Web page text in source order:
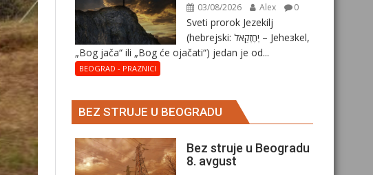
03/08/2026 Alex 0
Sveti prorok Jezekilj
(hebrejski: יְחֶזְקֵאל – Jehезkel,
„Bog jača“ ili „Bog će ojačati“) jedan je od...
BEOGRAD - PRAZNICI
BEZ STRUJE U BEOGRADU
Bez struje u Beogradu
8. avgust